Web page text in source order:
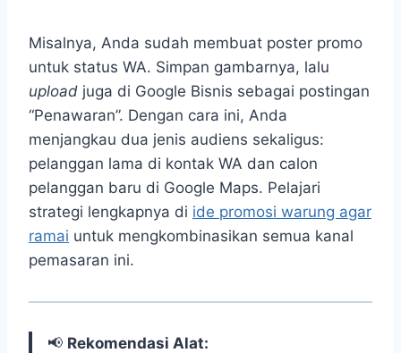
Misalnya, Anda sudah membuat poster promo
untuk status WA. Simpan gambarnya, lalu
upload juga di Google Bisnis sebagai postingan
“Penawaran”. Dengan cara ini, Anda
menjangkau dua jenis audiens sekaligus:
pelanggan lama di kontak WA dan calon
pelanggan baru di Google Maps. Pelajari
strategi lengkapnya di ide promosi warung agar
ramai untuk mengkombinasikan semua kanal
pemasaran ini.
📢 Rekomendasi Alat: